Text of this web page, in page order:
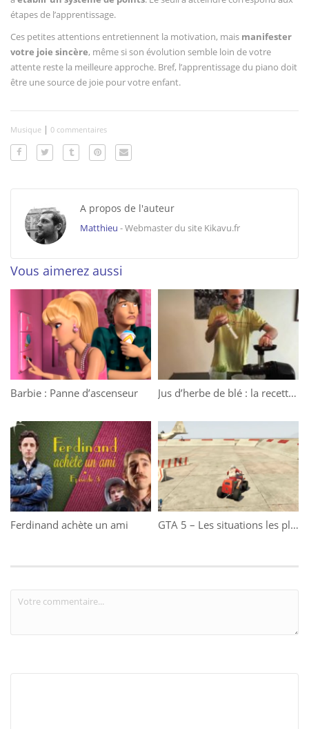
étapes de l’apprentissage.
Ces petites attentions entretiennent la motivation, mais manifester
votre joie sincère, même si son évolution semble loin de votre
attente reste la meilleure approche. Bref, l’apprentissage du piano doit
être une source de joie pour votre enfant.
Musique | 0 commentaires
A propos de l'auteur
Matthieu - Webmaster du site Kikavu.fr
Vous aimerez aussi
Barbie : Panne d’ascenseur Jus d’herbe de blé : la recette du moment
Ferdinand achète un ami GTA 5 – Les situations les plus drôles